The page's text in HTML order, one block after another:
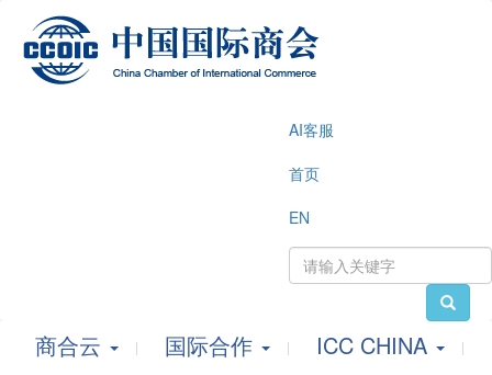
AI客服
首页
EN
商合云 国际合作
ICC CHINA